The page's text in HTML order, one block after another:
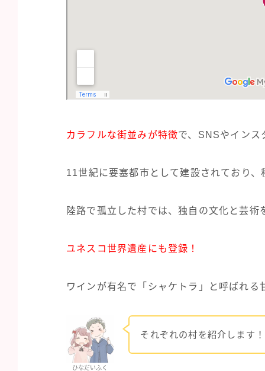
カラフルな街並みが特徴で、SNSやインス
11世紀に要塞都市として建設されており
陸路で孤立した村では、独自の文化と芸術
ユネスコ世界遺産にも登録！
ワインが有名で「シャケトラ」と呼ばれる
ひなだいふく
それぞれの村を紹介します！